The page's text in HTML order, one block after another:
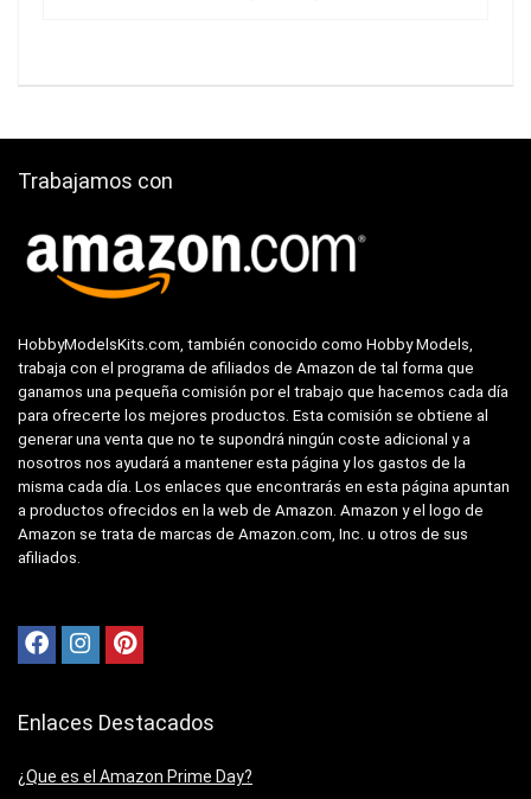
Trabajamos con
HobbyModelsKits.com, también conocido como Hobby Models,
trabaja con el programa de afiliados de Amazon de tal forma que
ganamos una pequeña comisión por el trabajo que hacemos cada día
para ofrecerte los mejores productos. Esta comisión se obtiene al
generar una venta que no te supondrá ningún coste adicional y a
nosotros nos ayudará a mantener esta página y los gastos de la
misma cada día. Los enlaces que encontrarás en esta página apuntan
a productos ofrecidos en la web de Amazon. Amazon y el logo de
Amazon se trata de marcas de Amazon.com, Inc. u otros de sus
afiliados.
Enlaces Destacados
¿Que es el Amazon Prime Day?